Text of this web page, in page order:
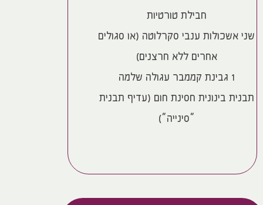
חבילת טורטיות
שני אשכולות ענבי סקרלוטה (או סגולים
אחרים ללא חרצנים)
1 גבינת קממבר עגולה שלמה
תבנית בינונית חסינת חום (עדיף תבנית
“סינייה”)